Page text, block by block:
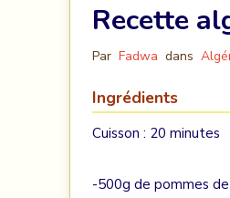
Recette
Par Fadwa dans
Ingrédients
Cuisson : 20 minutes
-500g de pommes